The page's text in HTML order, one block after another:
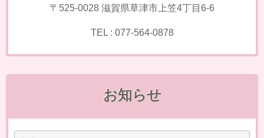
〒525-0028 滋賀県草津市上笠4丁目6-6
TEL : 077-564-0878
お知らせ